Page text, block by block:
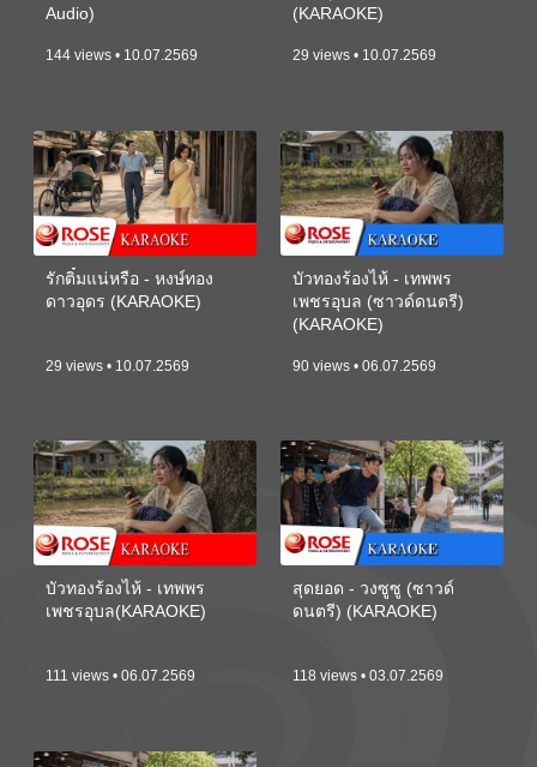
Audio)
144 views • 10.07.2569
(KARAOKE)
29 views • 10.07.2569
รักติ๋มแน่หรือ - หงษ์ทอง
ดาวอุดร (KARAOKE)
29 views • 10.07.2569
บัวทองร้องไห้ - เทพพร
เพชรอุบล (ซาวด์ดนตรี)
(KARAOKE)
90 views • 06.07.2569
บัวทองร้องไห้ - เทพพร
เพชรอุบล(KARAOKE)
111 views • 06.07.2569
สุดยอด - วงซูซู (ซาวด์
ดนตรี) (KARAOKE)
118 views • 03.07.2569